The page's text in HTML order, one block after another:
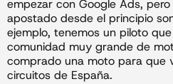
empezar con Google Ads,
apostado desde el principio
ejemplo, tenemos un piloto
comunidad muy grande de
comprado una moto para que
circuitos de España.